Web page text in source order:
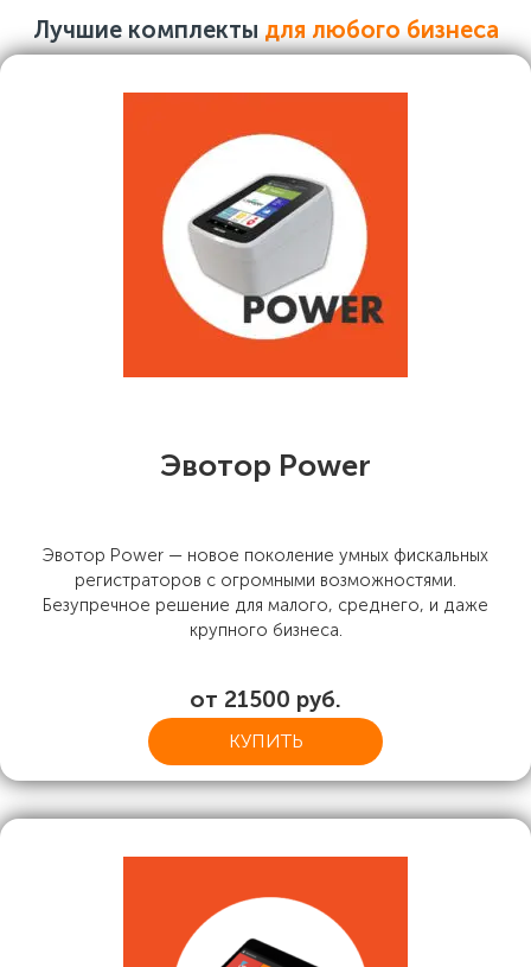
Лучшие комплекты для любого бизнеса
Эвотор Power
Эвотор Power — новое поколение умных фискальных
регистраторов с огромными возможностями.
Безупречное решение для малого, среднего, и даже
крупного бизнеса.
от 21500 руб.
КУПИТЬ